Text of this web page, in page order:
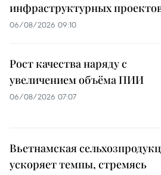
инфраструктурных
06/08/2026 09:10
Рост качества наряду с
увеличением объёма ПИИ
06/08/2026 07:07
Вьетнамская
ускоряет темпы, стремясь